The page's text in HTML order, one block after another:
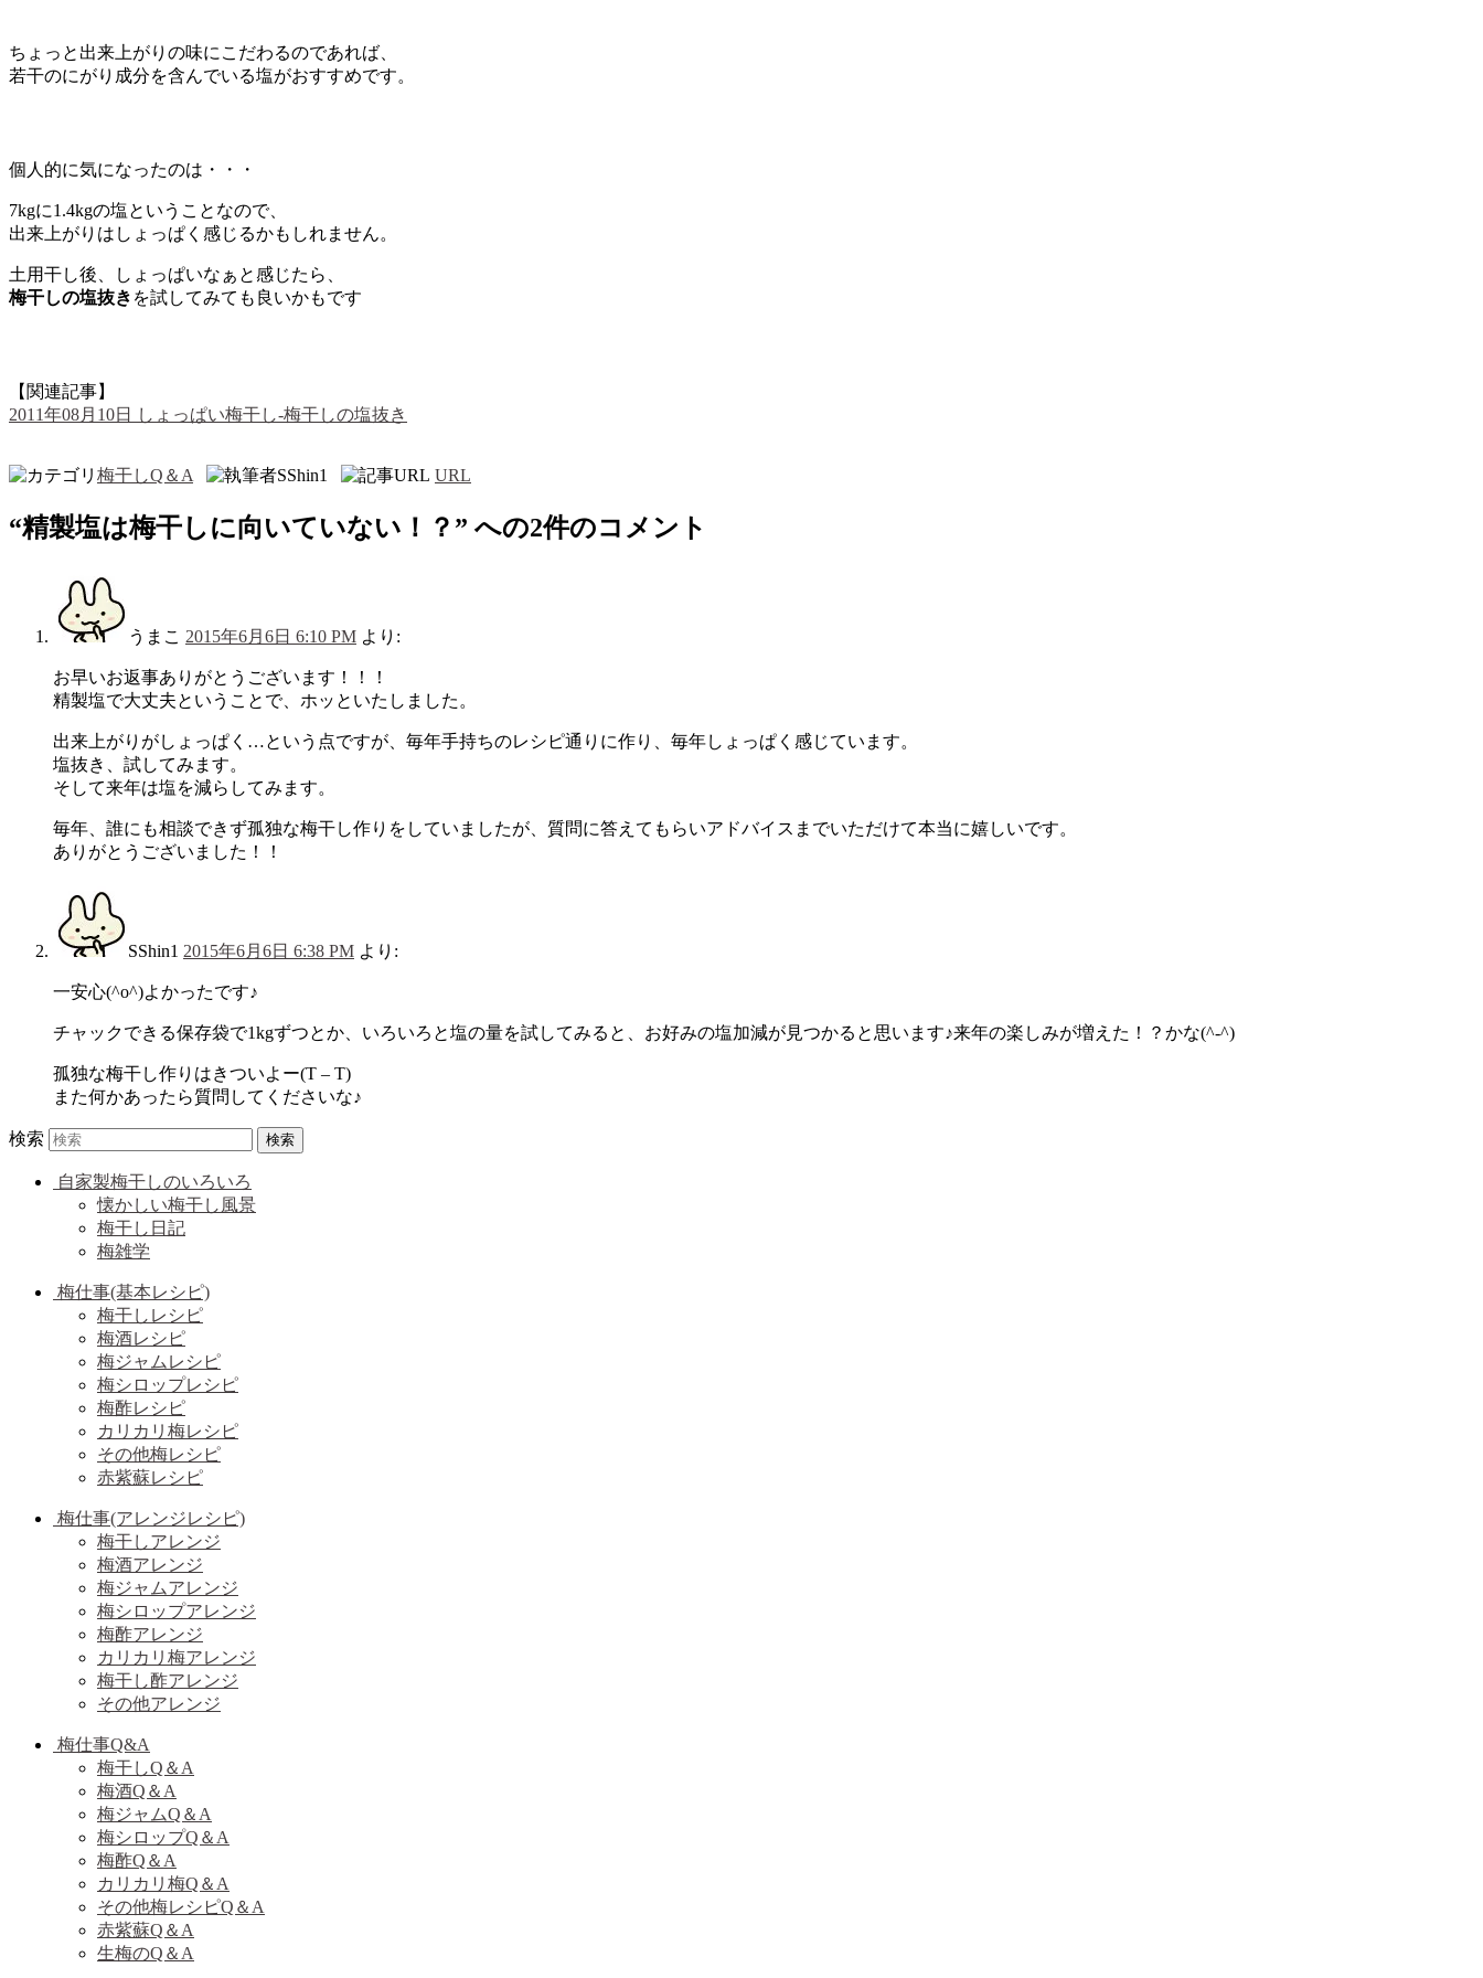
ちょっと出来上がりの味にこだわるのであれば、
若干のにがり成分を含んでいる塩がおすすめです。
個人的に気になったのは・・・
7kgに1.4kgの塩ということなので、
出来上がりはしょっぱく感じるかもしれません。
土用干し後、しょっぱいなぁと感じたら、
梅干しの塩抜き を試してみても良いかもです
【関連記事】
2011年08月10日 しょっぱい梅干し-梅干しの塩抜き
梅干しQ＆A SShin1 URL
“精製塩は梅干しに向いていない！？ ” への2件のコメント
うまこ 2015年6月6日 6:10 PM より:
お早いお返事ありがとうございます！！！
精製塩で大丈夫ということで、ホッといたしました。
出来上がりがしょっぱく…という点ですが、毎年手持ちのレシピ通りに作り、毎年しょっぱく感じています。
塩抜き、試してみます。
そして来年は塩を減らしてみます。
毎年、誰にも相談できず孤独な梅干し作りをしていましたが、質問に答えてもらいアドバイスまでいただけて本当に嬉しいです。
ありがとうございました！！
SShin1 2015年6月6日 6:38 PM より:
一安心(^o^)よかったです♪
チャックできる保存袋で1kgずつとか、いろいろと塩の量を試してみると、お好みの塩加減が見つかると思います♪来年の楽しみが増えた！？かな(^-^)
孤独な梅干し作りはきついよー(T – T)
また何かあったら質問してくださいな♪
検索
自家製梅干しのいろいろ
懐かしい梅干し風景
梅干し日記
梅雑学
梅仕事(基本レシピ)
梅干しレシピ
梅酒レシピ
梅ジャムレシピ
梅シロップレシピ
梅酢レシピ
カリカリ梅レシピ
その他梅レシピ
赤紫蘇レシピ
梅仕事(アレンジレシピ)
梅干しアレンジ
梅酒アレンジ
梅ジャムアレンジ
梅シロップアレンジ
梅酢アレンジ
カリカリ梅アレンジ
梅干し酢アレンジ
その他アレンジ
梅仕事Q&A
梅干しQ＆A
梅酒Q＆A
梅ジャムQ＆A
梅シロップQ＆A
梅酢Q＆A
カリカリ梅Q＆A
その他梅レシピQ＆A
赤紫蘇Q＆A
生梅のQ＆A